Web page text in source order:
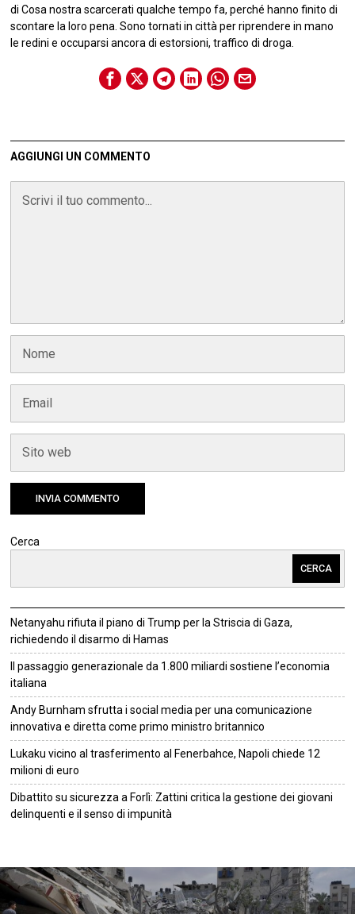
di Cosa nostra scarcerati qualche tempo fa, perché hanno finito di
scontare la loro pena. Sono tornati in città per riprendere in mano
le redini e occuparsi ancora di estorsioni, traffico di droga.
AGGIUNGI UN COMMENTO
Cerca
CERCA
Netanyahu rifiuta il piano di Trump per la Striscia di Gaza,
richiedendo il disarmo di Hamas
Il passaggio generazionale da 1.800 miliardi sostiene l’economia
italiana
Andy Burnham sfrutta i social media per una comunicazione
innovativa e diretta come primo ministro britannico
Lukaku vicino al trasferimento al Fenerbahce, Napoli chiede 12
milioni di euro
Dibattito su sicurezza a Forlì: Zattini critica la gestione dei giovani
delinquenti e il senso di impunità